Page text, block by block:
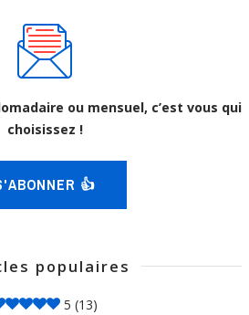
ou mensuel, c’est vous qui
choisissez !
👍
populaires
5 (13)